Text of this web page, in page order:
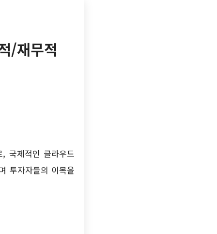
/재무적
국제적인 클라우드
투자자들의 이목을